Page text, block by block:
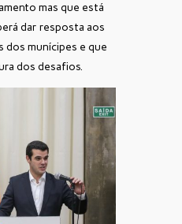
mas que está
dar resposta aos
munícipes e que
dos desafios.